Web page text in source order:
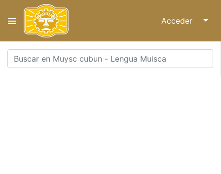
Acceder ↓